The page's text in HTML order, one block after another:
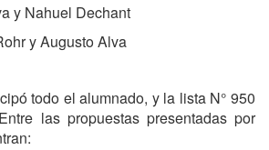
y Nahuel Dechant
y Augusto Alva
todo el alumnado, y la lista N° 950
las propuestas presentadas por